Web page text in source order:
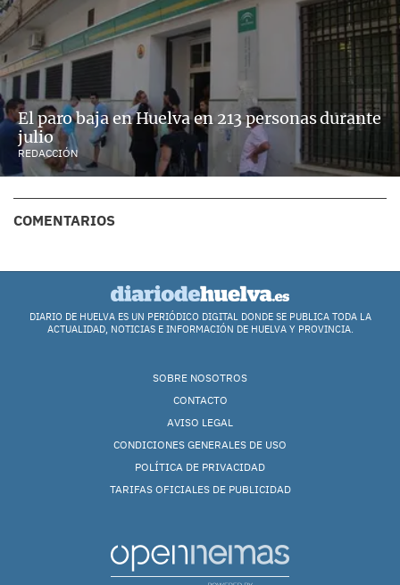
El paro baja en Huelva en 213 personas durante
julio
REDACCIÓN
COMENTARIOS
DIARIO DE HUELVA ES UN PERIÓDICO DIGITAL DONDE SE PUBLICA TODA LA
ACTUALIDAD, NOTICIAS E INFORMACIÓN DE HUELVA Y PROVINCIA.
SOBRE NOSOTROS
CONTACTO
AVISO LEGAL
CONDICIONES GENERALES DE USO
POLÍTICA DE PRIVACIDAD
TARIFAS OFICIALES DE PUBLICIDAD